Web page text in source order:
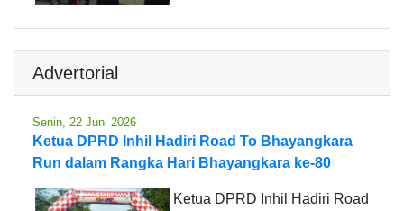
Advertorial
Senin, 22 Juni 2026
Ketua DPRD Inhil Hadiri Road To Bhayangkara
Run dalam Rangka Hari Bhayangkara ke-80
Ketua DPRD Inhil Hadiri Road